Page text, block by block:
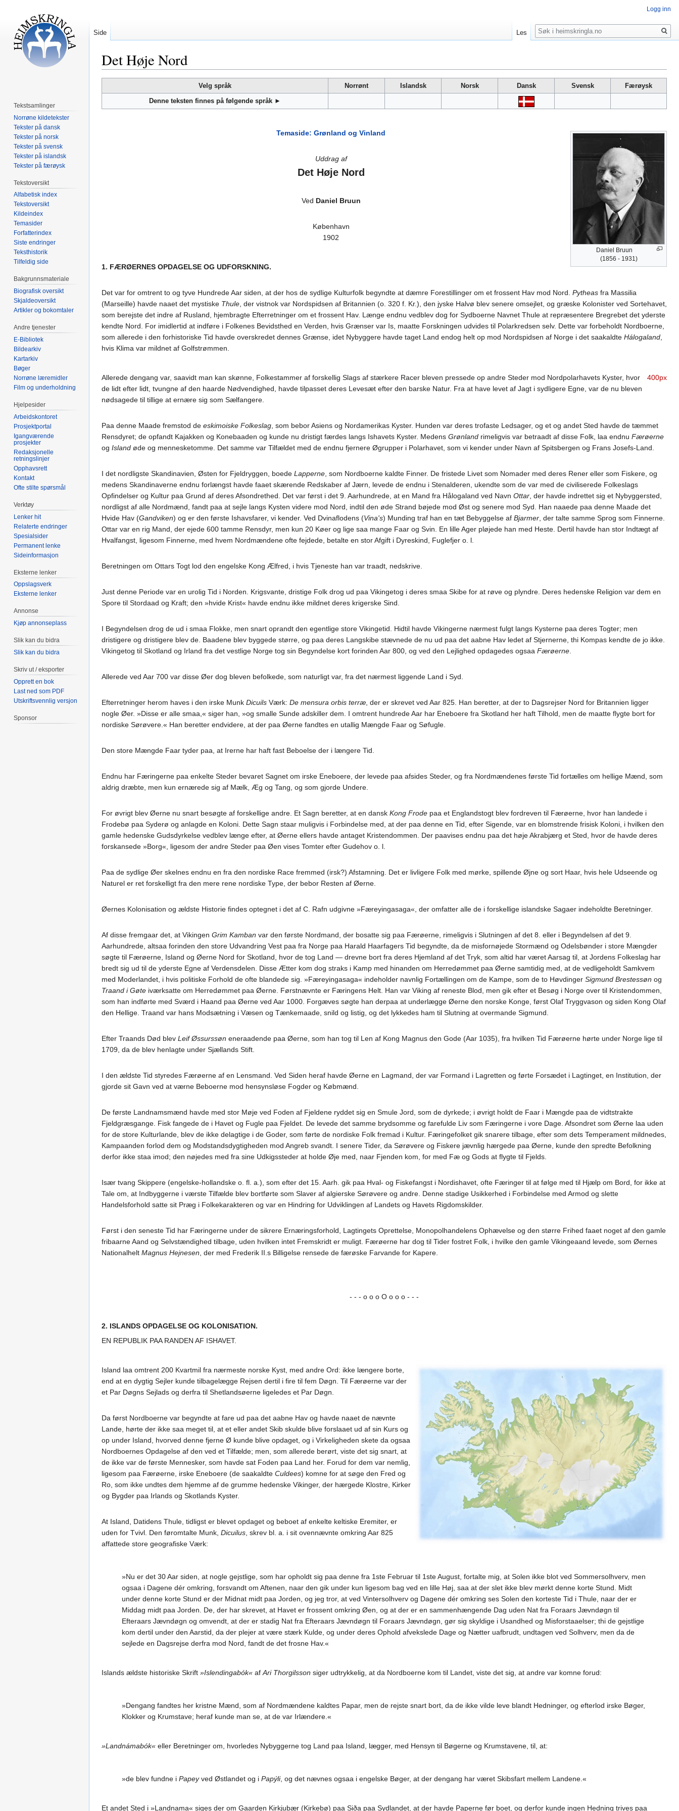
Det Høje Nord
til
til
Velg språk Norrønt Islandsk Norsk Dansk Svensk
Færøysk
Denne teksten finnes på følgende språk ►
Daniel Bruun
(1856 - 1931)
Temaside: Grønland og Vinland
Uddrag af
Det Høje Nord
Ved Daniel Bruun
København
1902
1. FÆRØERNES OPDAGELSE OG UDFORSKNING.
Det var for omtrent to og tyve Hundrede Aar siden, at der hos de sydlige Kulturfolk begyndte at dæmre Forestillinger om et frossent Hav mod Nord. Pytheas fra Massilia
(Marseille) havde naaet det mystiske Thule, der vistnok var Nordspidsen af Britannien (o. 320 f. Kr.), den jyske Halvø blev senere omsejlet, og græske Kolonister ved Sortehavet,
som berejste det indre af Rusland, hjembragte Efterretninger om et frossent Hav. Længe endnu vedblev dog for Sydboerne Navnet Thule at repræsentere Bregrebet det yderste
kendte Nord. For imidlertid at indføre i Folkenes Bevidsthed en Verden, hvis Grænser var Is, maatte Forskningen udvides til Polarkredsen selv. Dette var forbeholdt Nordboerne,
som allerede i den forhistoriske Tid havde overskredet dennes Grænse, idet Nybyggere havde taget Land endog helt op mod Nordspidsen af Norge i det saakaldte Hálogaland,
hvis Klima var mildnet af Golfstrømmen.
400px
Allerede dengang var, saavidt man kan skønne, Folkestammer af forskellig Slags af stærkere Racer bleven pressede op andre Steder mod Nordpolarhavets Kyster, hvor
de lidt efter lidt, tvungne af den haarde Nødvendighed, havde tilpasset deres Levesæt efter den barske Natur. Fra at have levet af Jagt i sydligere Egne, var de nu bleven
nødsagede til tillige at ernære sig som Sælfangere.
Paa denne Maade fremstod de eskimoiske Folkeslag, som bebor Asiens og Nordamerikas Kyster. Hunden var deres trofaste Ledsager, og et og andet Sted havde de tæmmet
Rensdyret; de opfandt Kajakken og Konebaaden og kunde nu dristigt færdes langs Ishavets Kyster. Medens Grønland rimeligvis var betraadt af disse Folk, laa endnu Færøerne
og Island øde og mennesketomme. Det samme var Tilfældet med de endnu fjernere Øgrupper i Polarhavet, som vi kender under Navn af Spitsbergen og Frans Josefs-Land.
I det nordligste Skandinavien, Østen for Fjeldryggen, boede Lapperne, som Nordboerne kaldte Finner. De fristede Livet som Nomader med deres Rener eller som Fiskere, og
medens Skandinaverne endnu forlængst havde faaet skærende Redskaber af Jærn, levede de endnu i Stenalderen, ukendte som de var med de civiliserede Folkeslags
Opfindelser og Kultur paa Grund af deres Afsondrethed. Det var først i det 9. Aarhundrede, at en Mand fra Hålogaland ved Navn Ottar, der havde indrettet sig et Nybyggersted,
nordligst af alle Nordmænd, fandt paa at sejle langs Kysten videre mod Nord, indtil den øde Strand bøjede mod Øst og senere mod Syd. Han naaede paa denne Maade det
Hvide Hav (Gandviken) og er den første Ishavsfarer, vi kender. Ved Dvinaflodens (Vina's) Munding traf han en tæt Bebyggelse af Bjarmer, der talte samme Sprog som Finnerne.
Ottar var en rig Mand, der ejede 600 tamme Rensdyr, men kun 20 Køer og lige saa mange Faar og Svin. En lille Ager pløjede han med Heste. Dertil havde han stor Indtægt af
Hvalfangst, ligesom Finnerne, med hvem Nordmændene ofte fejdede, betalte en stor Afgift i Dyreskind, Fuglefjer o. l.
Beretningen om Ottars Togt lod den engelske Kong Ælfred, i hvis Tjeneste han var traadt, nedskrive.
Just denne Periode var en urolig Tid i Norden. Krigsvante, dristige Folk drog ud paa Vikingetog i deres smaa Skibe for at røve og plyndre. Deres hedenske Religion var dem en
Spore til Stordaad og Kraft; den »hvide Krist« havde endnu ikke mildnet deres krigerske Sind.
I Begyndelsen drog de ud i smaa Flokke, men snart oprandt den egentlige store Vikingetid. Hidtil havde Vikingerne nærmest fulgt langs Kysterne paa deres Togter; men
dristigere og dristigere blev de. Baadene blev byggede større, og paa deres Langskibe stævnede de nu ud paa det aabne Hav ledet af Stjernerne, thi Kompas kendte de jo ikke.
Vikingetog til Skotland og Irland fra det vestlige Norge tog sin Begyndelse kort forinden Aar 800, og ved den Lejlighed opdagedes ogsaa Færøerne.
Allerede ved Aar 700 var disse Øer dog bleven befolkede, som naturligt var, fra det nærmest liggende Land i Syd.
Efterretninger herom haves i den irske Munk Dicuils Værk: De mensura orbis terræ, der er skrevet ved Aar 825. Han beretter, at der to Dagsrejser Nord for Britannien ligger
nogle Øer. »Disse er alle smaa,« siger han, »og smalle Sunde adskiller dem. I omtrent hundrede Aar har Eneboere fra Skotland her haft Tilhold, men de maatte flygte bort for
nordiske Sørøvere.« Han beretter endvidere, at der paa Øerne fandtes en utallig Mængde Faar og Søfugle.
Den store Mængde Faar tyder paa, at Irerne har haft fast Beboelse der i længere Tid.
Endnu har Færingerne paa enkelte Steder bevaret Sagnet om irske Eneboere, der levede paa afsides Steder, og fra Nordmændenes første Tid fortælles om hellige Mænd, som
aldrig dræbte, men kun ernærede sig af Mælk, Æg og Tang, og som gjorde Undere.
For øvrigt blev Øerne nu snart besøgte af forskellige andre. Et Sagn beretter, at en dansk Kong Frode paa et Englandstogt blev fordreven til Færøerne, hvor han landede i
Frodebø paa Syderø og anlagde en Koloni. Dette Sagn staar muligvis i Forbindelse med, at der paa denne en Tid, efter Sigende, var en blomstrende frisisk Koloni, i hvilken den
gamle hedenske Gudsdyrkelse vedblev længe efter, at Øerne ellers havde antaget Kristendommen. Der paavises endnu paa det høje Akrabjærg et Sted, hvor de havde deres
forskansede »Borg«, ligesom der andre Steder paa Øen vises Tomter efter Gudehov o. l.
Paa de sydlige Øer skelnes endnu en fra den nordiske Race fremmed (irsk?) Afstamning. Det er livligere Folk med mørke, spillende Øjne og sort Haar, hvis hele Udseende og
Naturel er ret forskelligt fra den mere rene nordiske Type, der bebor Resten af Øerne.
Øernes Kolonisation og ældste Historie findes optegnet i det af C. Rafn udgivne »Færeyingasaga«, der omfatter alle de i forskellige islandske Sagaer indeholdte Beretninger.
Af disse fremgaar det, at Vikingen Grim Kamban var den første Nordmand, der bosatte sig paa Færøerne, rimeligvis i Slutningen af det 8. eller i Begyndelsen af det 9.
Aarhundrede, altsaa forinden den store Udvandring Vest paa fra Norge paa Harald Haarfagers Tid begyndte, da de misfornøjede Stormænd og Odelsbønder i store Mængder
søgte til Færøerne, Island og Øerne Nord for Skotland, hvor de tog Land — drevne bort fra deres Hjemland af det Tryk, som altid har været Aarsag til, at Jordens Folkeslag har
bredt sig ud til de yderste Egne af Verdensdelen. Disse Ætter kom dog straks i Kamp med hinanden om Herredømmet paa Øerne samtidig med, at de vedligeholdt Samkvem
med Moderlandet, i hvis politiske Forhold de ofte blandede sig. »Færeyingasaga« indeholder navnlig Fortællingen om de Kampe, som de to Høvdinger Sigmund Brestessøn og
Traand i Gøte iværksatte om Herredømmet paa Øerne. Førstnævnte er Færingens Helt. Han var Viking af reneste Blod, men gik efter et Besøg i Norge over til Kristendommen,
som han indførte med Sværd i Haand paa Øerne ved Aar 1000. Forgæves søgte han derpaa at underlægge Øerne den norske Konge, først Olaf Tryggvason og siden Kong Olaf
den Hellige. Traand var hans Modsætning i Væsen og Tænkemaade, snild og listig, og det lykkedes ham til Slutning at overmande Sigmund.
Efter Traands Død blev Leif Øssurssøn eneraadende paa Øerne, som han tog til Len af Kong Magnus den Gode (Aar 1035), fra hvilken Tid Færøerne hørte under Norge lige til
1709, da de blev henlagte under Sjællands Stift.
I den ældste Tid styredes Færøerne af en Lensmand. Ved Siden heraf havde Øerne en Lagmand, der var Formand i Lagretten og førte Forsædet i Lagtinget, en Institution, der
gjorde sit Gavn ved at værne Beboerne mod hensynsløse Fogder og Købmænd.
De første Landnamsmænd havde med stor Møje ved Foden af Fjeldene ryddet sig en Smule Jord, som de dyrkede; i øvrigt holdt de Faar i Mængde paa de vidtstrakte
Fjeldgræsgange. Fisk fangede de i Havet og Fugle paa Fjeldet. De levede det samme brydsomme og farefulde Liv som Færingerne i vore Dage. Afsondret som Øerne laa uden
for de store Kulturlande, blev de ikke delagtige i de Goder, som førte de nordiske Folk fremad i Kultur. Færingefolket gik snarere tilbage, efter som dets Temperament mildnedes,
Kampaanden forlod dem og Modstandsdygtigheden mod Angreb svandt. I senere Tider, da Sørøvere og Fiskere jævnlig hærgede paa Øerne, kunde den spredte Befolkning
derfor ikke staa imod; den nøjedes med fra sine Udkigssteder at holde Øje med, naar Fjenden kom, for med Fæ og Gods at flygte til Fjelds.
Især tvang Skippere (engelske-hollandske o. fl. a.), som efter det 15. Aarh. gik paa Hval- og Fiskefangst i Nordishavet, ofte Færinger til at følge med til Hjælp om Bord, for ikke at
Tale om, at Indbyggerne i værste Tilfælde blev bortførte som Slaver af algierske Sørøvere og andre. Denne stadige Usikkerhed i Forbindelse med Armod og slette
Handelsforhold satte sit Præg i Folkekarakteren og var en Hindring for Udviklingen af Landets og Havets Rigdomskilder.
Først i den seneste Tid har Færingerne under de sikrere Ernæringsforhold, Lagtingets Oprettelse, Monopolhandelens Ophævelse og den større Frihed faaet noget af den gamle
fribaarne Aand og Selvstændighed tilbage, uden hvilken intet Fremskridt er muligt. Færøerne har dog til Tider fostret Folk, i hvilke den gamle Vikingeaand levede, som Øernes
Nationalhelt Magnus Hejnesen, der med Frederik II.s Billigelse rensede de færøske Farvande for Kapere.
- - - o o o O o o o - - -
2. ISLANDS OPDAGELSE OG KOLONISATION.
EN REPUBLIK PAA RANDEN AF ISHAVET.
Island laa omtrent 200 Kvartmil fra nærmeste norske Kyst, med andre Ord: ikke længere borte,
end at en dygtig Sejler kunde tilbagelægge Rejsen dertil i fire til fem Døgn. Til Færøerne var der
et Par Døgns Sejlads og derfra til Shetlandsøerne ligeledes et Par Døgn.
Da først Nordboerne var begyndte at fare ud paa det aabne Hav og havde naaet de nævnte
Lande, hørte der ikke saa meget til, at et eller andet Skib skulde blive forslaaet ud af sin Kurs og
op under Island, hvorved denne fjerne Ø kunde blive opdaget, og i Virkeligheden skete da ogsaa
Nordboernes Opdagelse af den ved et Tilfælde; men, som allerede berørt, viste det sig snart, at
de ikke var de første Mennesker, som havde sat Foden paa Land her. Forud for dem var nemlig,
ligesom paa Færøerne, irske Eneboere (de saakaldte Culdees) komne for at søge den Fred og
Ro, som ikke undtes dem hjemme af de grumme hedenske Vikinger, der hærgede Klostre, Kirker
og Bygder paa Irlands og Skotlands Kyster.
At Island, Datidens Thule, tidligst er blevet opdaget og beboet af enkelte keltiske Eremiter, er
uden for Tvivl. Den føromtalte Munk, Dicuilus, skrev bl. a. i sit ovennævnte omkring Aar 825
affattede store geografiske Værk:
»Nu er det 30 Aar siden, at nogle gejstlige, som har opholdt sig paa denne fra 1ste Februar til 1ste August, fortalte mig, at Solen ikke blot ved Sommersolhverv, men
ogsaa i Dagene dér omkring, forsvandt om Aftenen, naar den gik under kun ligesom bag ved en lille Høj, saa at der slet ikke blev mørkt denne korte Stund. Midt
under denne korte Stund er der Midnat midt paa Jorden, og jeg tror, at ved Vintersolhverv og Dagene dér omkring ses Solen den korteste Tid i Thule, naar der er
Middag midt paa Jorden. De, der har skrevet, at Havet er frossent omkring Øen, og at der er en sammenhængende Dag uden Nat fra Foraars Jævndøgn til
Efteraars Jævndøgn og omvendt, at der er stadig Nat fra Efteraars Jævndøgn til Foraars Jævndøgn, gør sig skyldige i Usandhed og Misforstaaelser; thi de gejstlige
kom dertil under den Aarstid, da der plejer at være stærk Kulde, og under deres Ophold afvekslede Dage og Nætter uafbrudt, undtagen ved Solhverv, men da de
sejlede en Dagsrejse derfra mod Nord, fandt de det frosne Hav.«
Islands ældste historiske Skrift »Islendingabók« afAri Thorgilsson siger udtrykkelig, at da Nordboerne kom til Landet, viste det sig, at andre var komne forud:
»Dengang fandtes her kristne Mænd, som af Nordmændene kaldtes Papar, men de rejste snart bort, da de ikke vilde leve blandt Hedninger, og efterlod irske Bøger,
Klokker og Krumstave; heraf kunde man se, at de var Irlændere.«
»Landnámabók« eller Beretninger om, hvorledes Nybyggerne tog Land paa Island, lægger, med Hensyn til Bøgerne og Krumstavene, til, at:
»de blev fundne i Papeyved Østlandet og i Papýli, og det nævnes ogsaa i engelske Bøger, at der dengang har været Skibsfart mellem Landene.«
Et andet Sted i »Landnama« siges der om Gaarden Kirkjubær (Kirkebø) paa Siða paa Sydlandet, at der havde Paperne før boet, og derfor kunde ingen Hedning trives paa
Logg inn
Side Les
Søk
Tekstsamlinger
Norrøne kildetekster
Tekster på dansk
Tekster på norsk
Tekster på svensk
Tekster på islandsk
Tekster på færøysk
Tekstoversikt
Alfabetisk index
Tekstoversikt
Kildeindex
Temasider
Forfatterindex
Siste endringer
Teksthistorik
Tilfeldig side
Bakgrunnsmateriale
Biografisk oversikt
Skjaldeoversikt
Artikler og bokomtaler
Andre tjenester
E-Bibliotek
Bildearkiv
Kartarkiv
Bøger
Norrøne læremidler
Film og underholdning
Hjelpesider
Arbeidskontoret
Prosjektportal
Igangværende
prosjekter
Redaksjonelle
retningslinjer
Opphavsrett
Kontakt
Ofte stilte spørsmål
Verktøy
Lenker hit
Relaterte endringer
Spesialsider
Permanent lenke
Sideinformasjon
Eksterne lenker
Oppslagsverk
Eksterne lenker
Annonse
Kjøp annonseplass
Slik kan du bidra
Slik kan du bidra
Skriv ut / eksporter
Opprett en bok
Last ned som PDF
Utskriftsvennlig versjon
Sponsor